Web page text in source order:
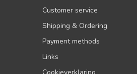
Customer service
Shipping & Ordering
Payment methods
Links